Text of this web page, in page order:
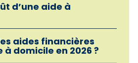
d’une aide à
aides financières
à domicile en 2026 ?